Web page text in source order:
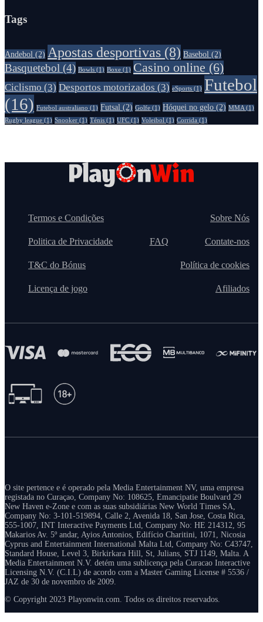
Tags
Andebol (2) Apostas desportivas (8) Basebol (2)
Basquetebol (4) Bowls (1) Boxe (1) Casino online (6)
Ciclismo (3) Desportos motorizados (3) eSports (1) Futebol
(16) Futebol australiano (1) Futsal (2) Golfe (1) Hóquei no gelo (2) MMA (1)
Rugby league (1) Snooker (1) Ténis (1) UFC (1) Voleibol (1) Сorrida (1)
Termos e Condições Sobre Nós
Politica de Privacidade FAQ Contate-nos
T&C do Bónus Política de cookies
Licença de jogo Afiliados
O site pertence e é operado pela Media Entertainment NV, uma empresa
registada no Curaçao, Company No: 108625, Emancipatie Boulvard 29
New Haven e-Zone e com as suas subsidiárias New World Times SA,
Company No: 3-101-519894, Calle 2, Avenida 18, San Jose, Costa Rica,
555-1007, INT Interactive Payments Ltd, Company No: HE 214312, 95
Makarios Av. 5º andar, Ayios Antonios, Edifício Charitini, 1071, Nicosia
Cyprus and Entertainment International Malta Ltd, Company No: C43747,
Standard House, Level 3, Birkirkara Hill, St, Julians, STJ 1149, Malta. A
Media Entertainment N.V. detém uma sublicença pela Curacao Interactive
Licensing N.V. (C.I.L) de acordo com a Master Gaming License # 5536 /
JAZ de 30 de novembro de 2009.
© Copyright 2023 Playonwin.com. Todos os direitos reservados.